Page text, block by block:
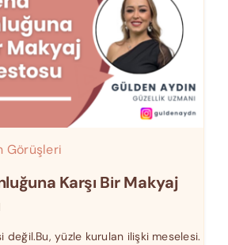
Görüşleri
Karşı Bir Makyaj
değil.Bu, yüzle kurulan ilişki meselesi.